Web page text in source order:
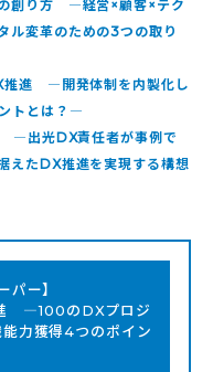
の創り方 ―経営×顧客×テク
ル変革のための3つの取り
推進 ―開発体制を内製化し
トとは？―
―出光DX責任者が事例で
えたDX推進を実現する構想
パー】
―100のDXプロジ
力獲得4つのポイン